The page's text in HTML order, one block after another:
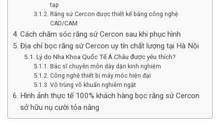
tạp
Răng sứ Cercon được thiết kế bằng công nghệ
CAD/CAM
Cách chăm sóc răng sứ Cercon sau khi phục hình
Địa chỉ bọc răng sứ Cercon uy tín chất lượng tại Hà Nội
Lý do Nha Khoa Quốc Tế Á Châu được yêu thích?
Bác sĩ chuyên môn dày dặn kinh nghiệm
Công nghệ thiết bị máy móc hiện đại
Vô trùng vô khuẩn nghiêm ngặt
Hình ảnh thực tế 100% khách hàng bọc răng sứ Cercon
sở hữu nụ cười tỏa nắng